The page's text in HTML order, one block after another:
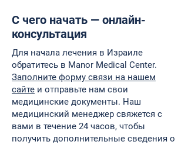
С чего начать — онлайн-
консультация
Для начала лечения в Израиле
обратитесь в Manor Medical Center.
Заполните форму связи на нашем
сайте и отправьте нам свои
медицинские документы. Наш
медицинский менеджер свяжется с
вами в течение 24 часов, чтобы
получить дополнительные сведения о